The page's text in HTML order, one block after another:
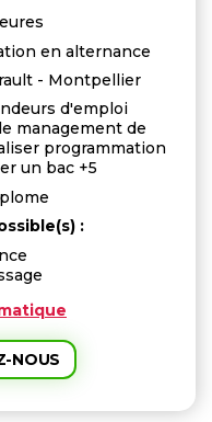
en alternance
- Montpellier
d'emploi
management de
programmation
un bac +5
:
NOUS